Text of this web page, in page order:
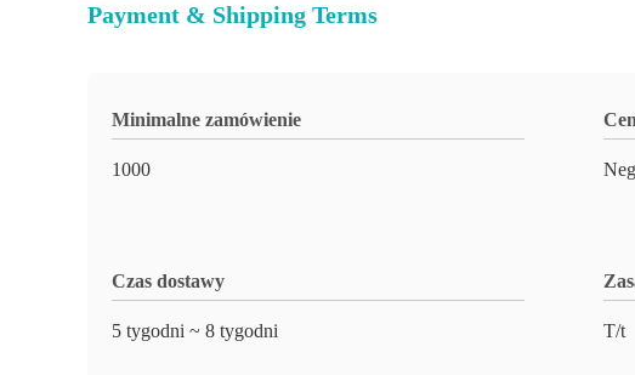
Payment & Shipping Terms
Minimalne zamówienie
1000
Czas dostawy
5 tygodni ~ 8 tygodni T/t